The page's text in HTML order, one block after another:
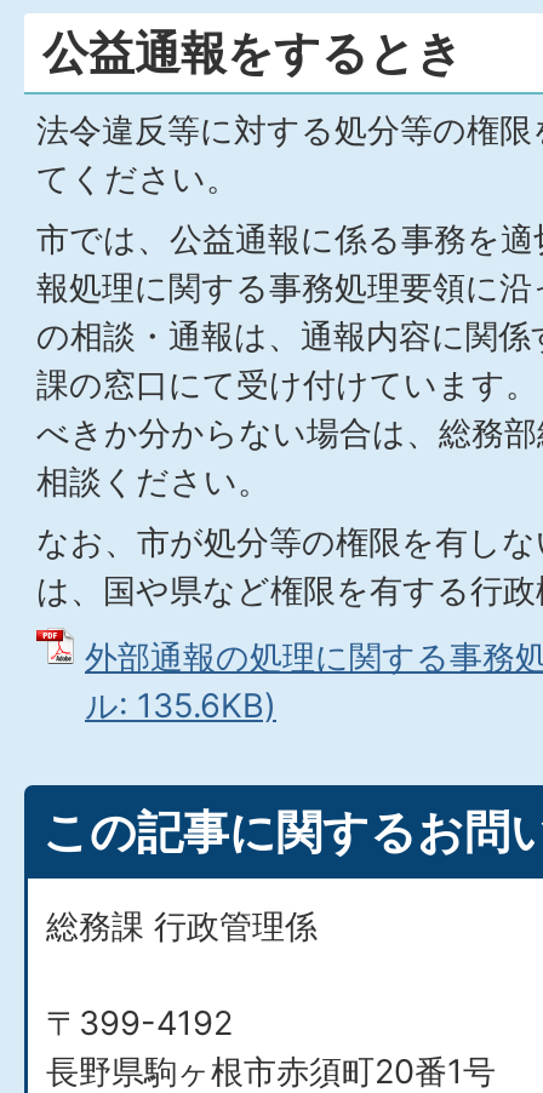
公益通報をするとき
法令違反等に対する処分等の権
てください。
市では、公益通報に係る事務を
報処理に関する事務処理要領に
の相談・通報は、通報内容に関
課の窓口にて受け付けています
べきか分からない場合は、総務
相談ください。
なお、市が処分等の権限を有し
は、国や県など権限を有する行
外部通報の処理に関する事務
ル: 135.6KB)
この記事に関するお問
総務課 行政管理係
〒399-4192
長野県駒ヶ根市赤須町20番1号